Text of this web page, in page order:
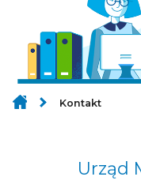
Kontakt
Urząd